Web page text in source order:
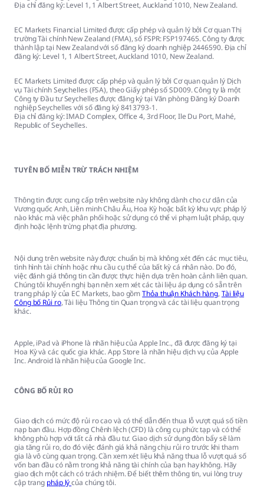
Địa chỉ đăng ký: Level 1, 1 Albert Street, Auckland 1010, New Zealand.
EC Markets Financial Limited được cấp phép và quản lý bởi Cơ quan Thị
trường Tài chính New Zealand (FMA), số FSPR: FSP197465. Công ty được
thành lập tại New Zealand với số đăng ký doanh nghiệp 2446590. Địa chỉ
đăng ký: Level 1, 1 Albert Street, Auckland 1010, New Zealand.
EC Markets Limited được cấp phép và quản lý bởi Cơ quan quản lý Dịch
vụ Tài chính Seychelles (FSA), theo Giấy phép số SD009. Công ty là một
Công ty Đầu tư Seychelles được đăng ký tại Văn phòng Đăng ký Doanh
nghiệp Seychelles với số đăng ký 8413793-1.
Địa chỉ đăng ký: IMAD Complex, Office 4, 3rd Floor, Ile Du Port, Mahé,
Republic of Seychelles.
TUYÊN BỐ MIỄN TRỪ TRÁCH NHIỆM
Thông tin được cung cấp trên website này không dành cho cư dân của
Vương quốc Anh, Liên minh Châu Âu, Hoa Kỳ hoặc bất kỳ khu vực pháp lý
nào khác mà việc phân phối hoặc sử dụng có thể vi phạm luật pháp, quy
định hoặc lệnh trừng phạt địa phương.
Nội dung trên website này được chuẩn bị mà không xét đến các mục tiêu,
tình hình tài chính hoặc nhu cầu cụ thể của bất kỳ cá nhân nào. Do đó,
việc đánh giá thông tin cần được thực hiện dựa trên hoàn cảnh liên quan.
Chúng tôi khuyến nghị bạn nên xem xét các tài liệu áp dụng có sẵn trên
trang pháp lý của EC Markets, bao gồmThỏa thuận Khách hàng, Tài liệu
Công bố Rủi ro, Tài liệu Thông tin Quan trọng và các tài liệu quan trọng
khác.
Apple, iPad và iPhone là nhãn hiệu của Apple Inc., đã được đăng ký tại
Hoa Kỳ và các quốc gia khác. App Store là nhãn hiệu dịch vụ của Apple
Inc. Android là nhãn hiệu của Google Inc.
CÔNG BỐ RỦI RO
Giao dịch có mức độ rủi ro cao và có thể dẫn đến thua lỗ vượt quá số tiền
nạp ban đầu. Hợp đồng Chênh lệch (CFD) là công cụ phức tạp và có thể
không phù hợp với tất cả nhà đầu tư. Giao dịch sử dụng đòn bẩy sẽ làm
gia tăng rủi ro, do đó việc đánh giá khả năng chịu rủi ro trước khi tham
gia là vô cùng quan trọng. Cần xem xét liệu khả năng thua lỗ vượt quá số
vốn ban đầu có nằm trong khả năng tài chính của bạn hay không. Hãy
giao dịch một cách có trách nhiệm. Để biết thêm thông tin, vui lòng truy
cập trang pháp lýcủa chúng tôi.